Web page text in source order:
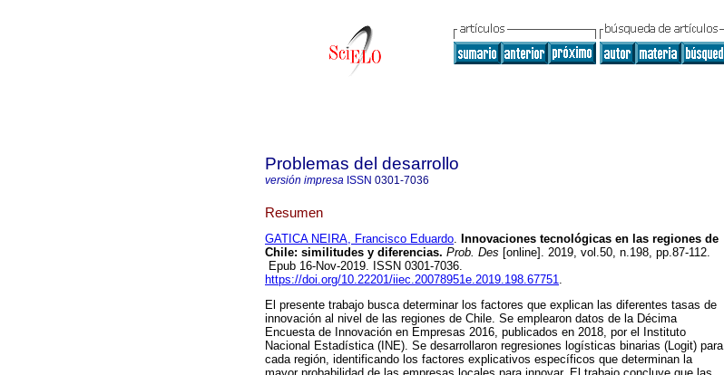
Problemas del desarrollo
versión impresa ISSN 0301-7036
Resumen
GATICA NEIRA, Francisco Eduardo. Innovaciones tecnológicas en las regiones de
Chile: similitudes y diferencias. Prob. Des [online]. 2019, vol.50, n.198, pp.87-112.
Epub 16-Nov-2019. ISSN 0301-7036.
https://doi.org/10.22201/iiec.20078951e.2019.198.67751.
El presente trabajo busca determinar los factores que explican las diferentes tasas de
innovación al nivel de las regiones de Chile. Se emplearon datos de la Décima
Encuesta de Innovación en Empresas 2016, publicados en 2018, por el Instituto
Nacional Estadística (INE). Se desarrollaron regresiones logísticas binarias (Logit) para
cada región, identificando los factores explicativos específicos que determinan la